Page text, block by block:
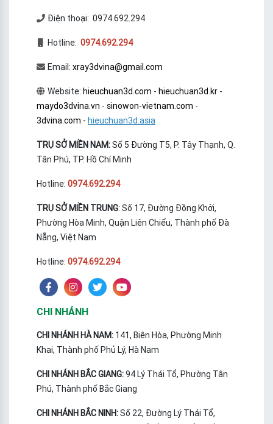
Điện thoại: 0974.692.294
Hotline: 0974.692.294
Email: xray3dvina@gmail.com
Website: hieuchuan3d.com - hieuchuan3d.kr-
maydo3dvina.vn - sinowon-vietnam.com -
3dvina.com - hieuchuan3d.asia
TRỤ SỞ MIỀN NAM:Số 5 Đường T5, P. Tây Thạnh, Q.
Tân Phú, TP. Hồ Chí Minh
Hotline: 0974.692.294
TRỤ SỞ MIỀN TRUNG: Số 17, Đường Đồng Khởi,
Phường Hòa Minh, Quận Liên Chiểu, Thành phố Đà
Nẵng, Việt Nam
Hotline: 0974.692.294
CHI NHÁNH
CHI NHÁNH HÀ NAM: 141, Biên Hòa, Phường Minh
Khai, Thành phố Phủ Lý, Hà Nam
CHI NHÁNH BẮC GIANG:94 Lý Thái Tổ, Phường Tân
Phú, Thành phố Bắc Giang
CHI NHÁNH BẮC NINH:Số 22, Đường Lý Thái Tổ,